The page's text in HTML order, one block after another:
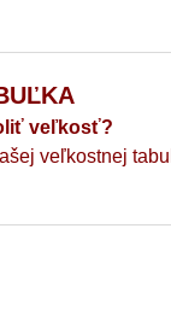
veľkosť?
veľkostnej